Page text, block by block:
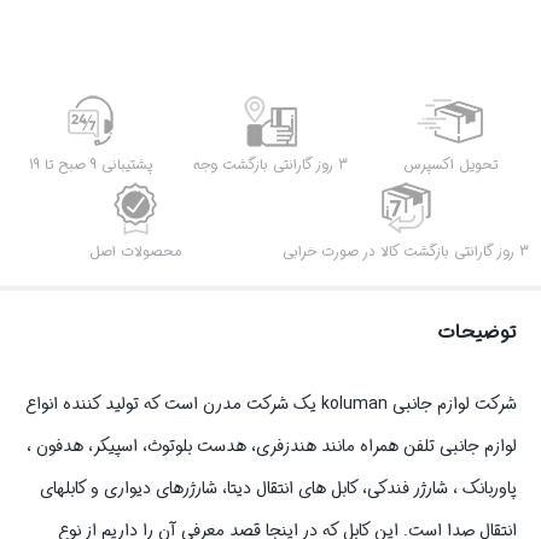
19
طول
2
تحویل اکسپرس 3 روز گارانتی بازگشت وجه پشتیبانی 9 صبح تا 19
3 روز گارانتی بازگشت کالا در صورت خرابی محصولات اصل
توضیحات
شرکت لوازم جانبی koluman یک شرکت مدرن است که تولید کننده انواع
لوازم جانبی تلفن همراه مانند هندزفری، هدست بلوتوث، اسپیکر، هدفون ،
پاوربانک ، شارژر فندکی، کابل های انتقال دیتا، شارژرهای دیواری و کابلهای
انتقال صدا است. این کابل که در اینجا قصد معرفی آن را داریم از نوع